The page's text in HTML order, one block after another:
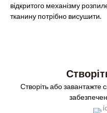
відкритого механізму
тканину потрібно висушити.
Створіть або завантажте